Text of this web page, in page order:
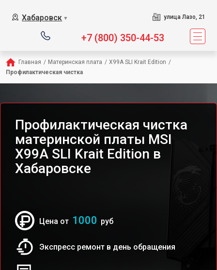
Хабаровск ▼ улица Лазо, 21
+7 (800) 350-44-53
Главная / Материнская плата / X99A SLI Krait Edition /
Профилактическая чистка
Профилактическая чистка
материнской платы MSI
X99A SLI Krait Edition в
Хабаровске
Цена от 1000 руб
Экспресс ремонт в день обращения